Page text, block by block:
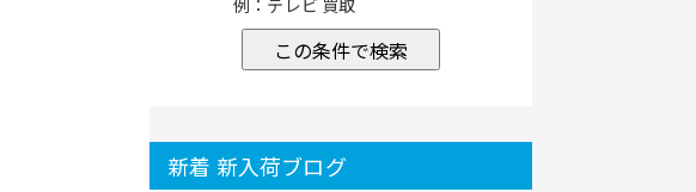
例：テレビ 買取
この条件で検索
新着 新入荷ブログ